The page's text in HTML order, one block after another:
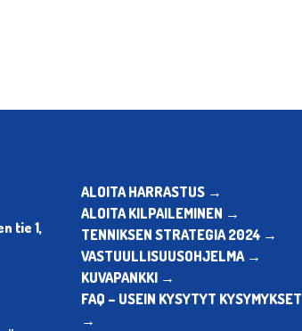
tie 1,
ALOITA HARRASTUS →
ALOITA KILPAILEMINEN →
TENNIKSEN STRATEGIA 2024 →
VASTUULLISUUSOHJELMA →
KUVAPANKKI →
FAQ – USEIN KYSYTYT KYSYMYKSET
→